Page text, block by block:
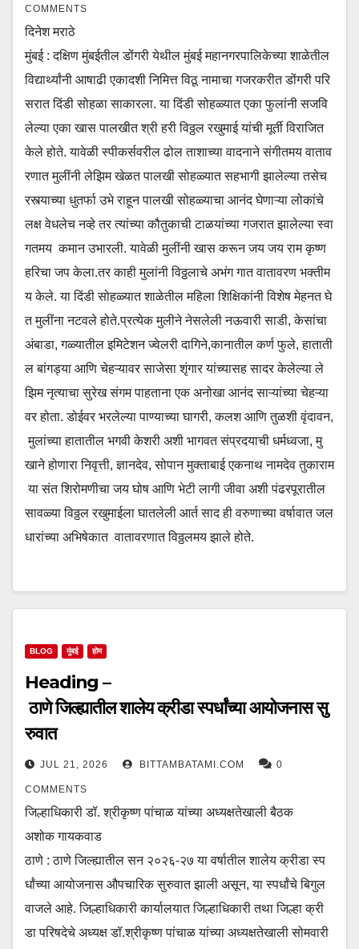
COMMENTS
दिनेश मराठे
मुंबई : दक्षिण मुंबईतील डोंगरी येथील मुंबई महानगरपालिकेच्या शाळेतील
विद्यार्थ्यांनी आषाढी एकादशी निमित्त विठू नामाचा गजरकरीत डोंगरी परि
सरात दिंडी सोहळा साकारला. या दिंडी सोहळ्यात एका फुलांनी सजवि
लेल्या एका खास पालखीत श्री हरी विठ्ठल रखुमाई यांची मूर्ती विराजित
केले होते. यावेळी स्पीकर्सवरील ढोल ताशाच्या वादनाने संगीतमय वाताव
रणात मुलींनी लेझिम खेळत पालखी सोहळ्यात सहभागी झालेल्या तसेच
रस्त्याच्या धुतर्फा उभे राहून पालखी सोहळ्याचा आनंद घेणाऱ्या लोकांचे
लक्ष वेधलेच नव्हे तर त्यांच्या कौतुकाची टाळयांच्या गजरात झालेल्या स्वा
गतमय कमान उभारली. यावेळी मुलींनी खास करून जय जय राम कृष्ण
हरिचा जप केला.तर काही मुलांनी विठ्ठलाचे अभंग गात वातावरण भक्तीम
य केले. या दिंडी सोहळ्यात शाळेतील महिला शिक्षिकांनी विशेष मेहनत घे
त मुलींना नटवले होते.प्रत्येक मुलीने नेसलेली नऊवारी साडी, केसांचा
अंबाडा, गळ्यातील इमिटेशन ज्वेलरी दागिने,कानातील कर्ण फुले, हाताती
ल बांगड्या आणि चेहऱ्यावर साजेसा शृंगार यांच्यासह सादर केलेल्या ले
झिम नृत्याचा सुरेख संगम पाहताना एक अनोखा आनंद साऱ्यांच्या चेहऱ्या
वर होता. डोईवर भरलेल्या पाण्याच्या घागरी, कलश आणि तुळशी वृंदावन,
मुलांच्या हातातील भगवी केशरी अशी भागवत संप्रदयाची धर्मध्वजा, मु
खाने होणारा निवृत्ती, ज्ञानदेव, सोपान मुक्ताबाई एकनाथ नामदेव तुकाराम
या संत शिरोमणीचा जय घोष आणि भेटी लागी जीवा अशी पंढरपूरातील
सावळ्या विठ्ठल रखुमाईला घातलेली आर्त साद ही वरुणाच्या वर्षावात जल
धारांच्या अभिषेकात वातावरणात विठ्ठलमय झाले होते.
BLOG मुंबई होम
Heading –
ठाणे जिल्ह्यातील शालेय क्रीडा स्पर्धांच्या आयोजनास सु
रुवात
JUL 21, 2026 BITTAMBATAMI.COM 0
COMMENTS
जिल्हाधिकारी डॉ. श्रीकृष्ण पांचाळ यांच्या अध्यक्षतेखाली बैठक
अशोक गायकवाड
ठाणे : ठाणे जिल्ह्यातील सन २०२६-२७ या वर्षातील शालेय क्रीडा स्प
र्धांच्या आयोजनास औपचारिक सुरुवात झाली असून, या स्पर्धांचे बिगुल
वाजले आहे. जिल्हाधिकारी कार्यालयात जिल्हाधिकारी तथा जिल्हा क्री
डा परिषदेचे अध्यक्ष डॉ.श्रीकृष्ण पांचाळ यांच्या अध्यक्षतेखाली सोमवारी